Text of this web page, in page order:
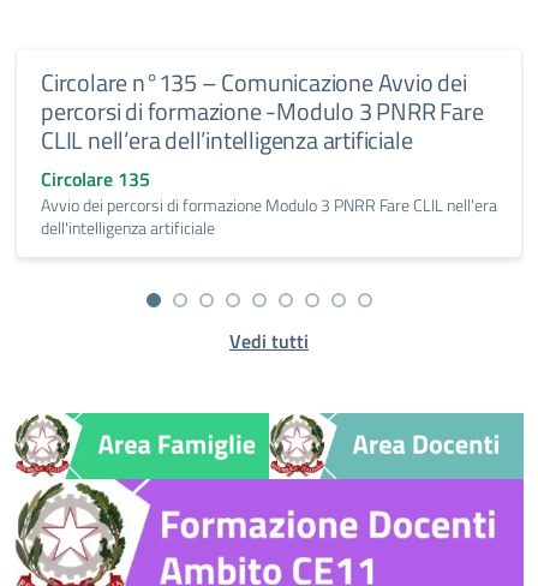
Circolare n°135 – Comunicazione Avvio dei
percorsi di formazione -Modulo 3 PNRR Fare
CLIL nell’era dell’intelligenza artificiale
Circolare 135
Avvio dei percorsi di formazione Modulo 3 PNRR Fare CLIL nell'era
dell'intelligenza artificiale
Vedi tutti